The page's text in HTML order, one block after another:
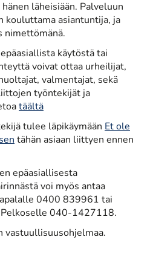
läheisiään. Palveluun
kouluttama asiantuntija, ja
nimettömänä.
käytöstä tai
voivat ottaa urheilijat,
valmentajat, sekä
työntekijät ja
täältä
tulee läpikäymään Et ole
tähän asiaan liittyen ennen
epäasiallisesta
voi myös antaa
0400 839961 tai
Pelkoselle 040-1427118.
vastuullisuusohjelmaa.